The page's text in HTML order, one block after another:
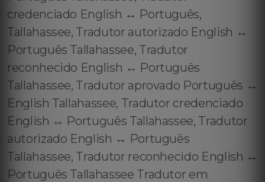
credenciado English ↔️ Português,
Tallahassee, Tradutor autorizado English ↔️
Português Tallahassee, Tradutor
reconhecido English ↔️ Português
Tallahassee, Tradutor aprovado Português ↔️
English Tallahassee, Tradutor credenciado
English ↔️ Português Tallahassee, Tradutor
autorizado English ↔️ Português
Tallahassee, Tradutor reconhecido English ↔️
Português Tallahassee Tradutor em